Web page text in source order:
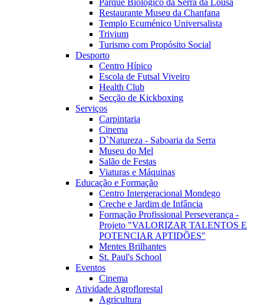
Restaurante Museu da Chanfana
Templo Ecuménico Universalista
Trivium
Turismo com Propósito Social
Desporto
Centro Hípico
Escola de Futsal Viveiro
Health Club
Secção de Kickboxing
Serviços
Carpintaria
Cinema
D`Natureza - Saboaria da Serra
Museu do Mel
Salão de Festas
Viaturas e Máquinas
Educação e Formação
Centro Intergeracional Mondego
Creche e Jardim de Infância
Formação Profissional Perseverança -
Projeto "VALORIZAR TALENTOS E
POTENCIAR APTIDÕES"
Mentes Brilhantes
St. Paul's School
Eventos
Cinema
Atividade Agroflorestal
Agricultura